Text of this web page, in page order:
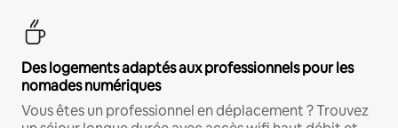
Des logements adaptés aux professionnels pour les
nomades numériques
Vous êtes un professionnel en déplacement ? Trouvez